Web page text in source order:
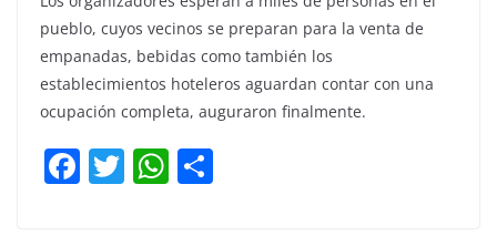
pueblo, cuyos vecinos se preparan para la venta de
empanadas, bebidas como también los
establecimientos hoteleros aguardan contar con una
ocupación completa, auguraron finalmente.
F T W